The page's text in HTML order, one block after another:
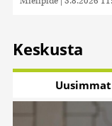
Keskusta
Uusimmat